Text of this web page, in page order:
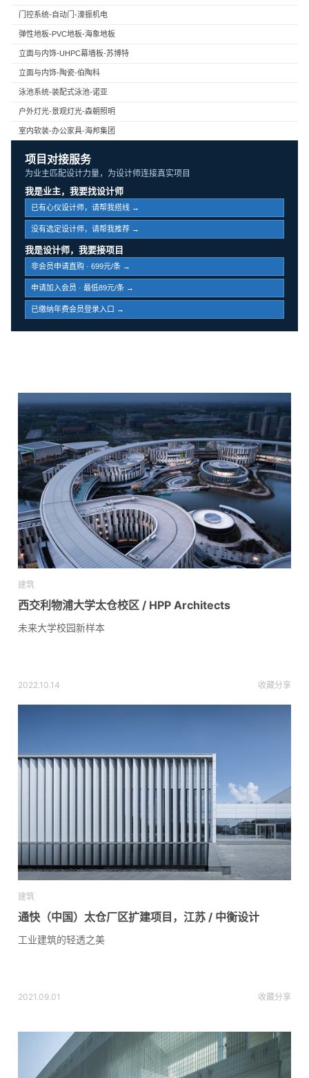
门控系统-自动门-濠振机电
弹性地板-PVC地板-海象地板
立面与内饰-UHPC幕墙板-苏博特
立面与内饰-陶瓷-伯陶科
泳池系统-装配式泳池-诺亚
户外灯光-景观灯光-森朝照明
室内软装-办公家具-海邦集团
项目对接服务
为业主匹配设计力量，为设计师连接真实项目
我是业主，我要找设计师
已有心仪设计师，请帮我搭线 →
没有选定设计师，请帮我推荐 →
我是设计师，我要接项目
非会员申请直购 · 699元/条 →
申请加入会员 · 最低89元/条 →
已缴纳年费会员登录入口 →
建筑
西交利物浦大学太仓校区 / HPP Architects
未来大学校园新样本
2022.10.14 收藏分享
建筑
通快（中国）太仓厂区扩建项目，江苏 / 中衡设计
工业建筑的轻透之美
2021.09.01 收藏分享